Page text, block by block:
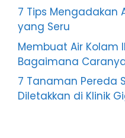
7 Tips Mengadakan
yang Seru
Membuat Air Kolam
Bagaimana
7 Tanaman Pereda
Diletakkan di Klinik